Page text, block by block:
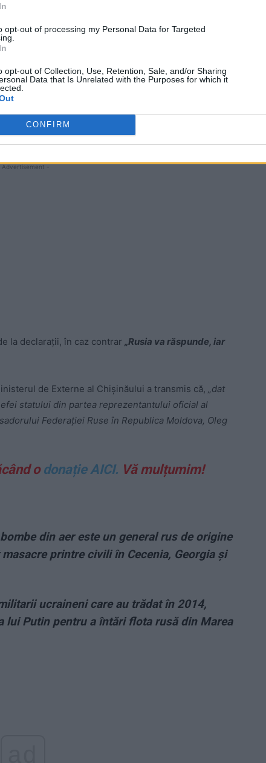
opt-out of processing my Personal Data for Targeted
opt-out of Collection, Use, Retention, Sale, and/or Sharing
Data that Is Unrelated with the Purposes for which it
CONFIRM
rușilor și au convocat ambasadorul Moscovei
simbolurilor folosite de ruși la invadarea
„Nu am putut trece cu vederea peste declarațiile
legi. În special, ea a spus că «locul unor asemenea
de alte simboluri barbare».
Cine își permite asemenea afirmații în adresa unui
se va îndrepta la coșul de gunoi al istoriei!”.
-
la declarații, în caz contrar „Rusia va răspunde, iar
de Externe al Chișinăului a transmis că,
„dat
statului din partea reprezentantului oficial al
Federației Ruse în Republica Moldova, Oleg
o donație AICI. Vă mulțumim!
din aer este un general rus de origine
printre civili în Cecenia, Georgia și
ucraineni care au trădat în 2014,
lui Putin pentru a întări flota rusă din Marea